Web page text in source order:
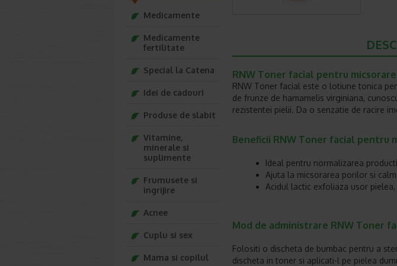
RNW Toner facial pentru
RNW Toner facial este o lotiune tonica
de frunze de hamamelis virginiana,
rezistentei pielii. Da o senzatie de racire
Beneficii RNW Toner facial pentru
Ideal pentru normalizarea
Ajuta la micsorarea porilor si
Acidul lactic exfoliaza usor
Mod de administrare RNW Toner
Folositi o discheta de bumbac pentru a
discheta in toner si aplicati-l pe pielea
Medicamente
Medicamente
fertilitate
Special la Catena
Idei de cadouri
Produse de slabit
Vitamine,
minerale si
suplimente
Frumusete si
ingrijire
Acnee
Cuplu si sex
Mama si copilul